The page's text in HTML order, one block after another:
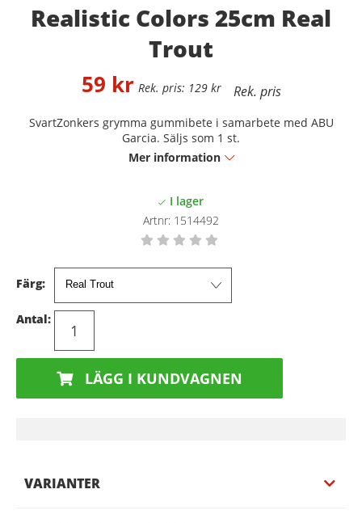
Realistic Colors 25cm Real
Trout
129kr
59 kr
SvartZonkers grymma gummibete i samarbete med ABU
Garcia. Säljs som 1 st.
Mer information
Artnr: 1514492
Färg:
Antal:
LÄGG I KUNDVAGNEN
VARIANTER